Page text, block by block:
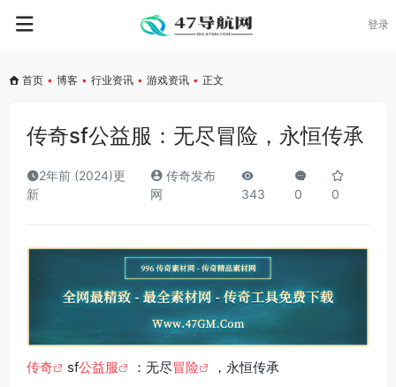
登录
首页 • 博客 • 行业资讯 • 游戏资讯 • 正文
传奇sf公益服：无尽冒险，永恒传承
2年前 (2024)更
新
传奇发布
网
343 0 0
传奇 sf公益服 ：无尽冒险 ，永恒传承